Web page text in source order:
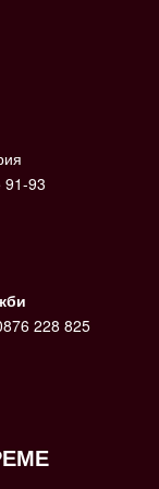
91-93
228 825